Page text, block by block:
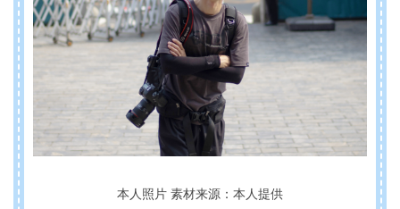
本人照片 素材来源：本人提供